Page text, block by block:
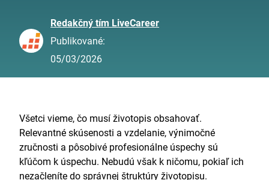
Redakčný tím LiveCareer
Publikované:
05/03/2026
Všetci vieme, čo musí životopis obsahovať.
Relevantné skúsenosti a vzdelanie, výnimočné
zručnosti a pôsobivé profesionálne úspechy sú
kľúčom k úspechu. Nebudú však k ničomu, pokiaľ ich
nezačleníte do správnej štruktúry životopisu.